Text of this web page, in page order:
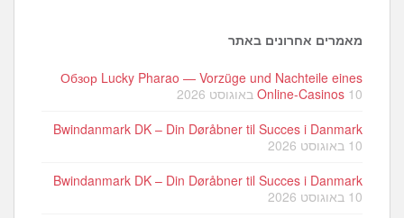
מאמרים אחרונים באתר
Обзор Lucky Pharao — Vorzüge und Nachteile eines
Online-Casinos 10 באוגוסט 2026
Bwindanmark DK – Din Døråbner til Succes i Danmark
10 באוגוסט 2026
Bwindanmark DK – Din Døråbner til Succes i Danmark
10 באוגוסט 2026